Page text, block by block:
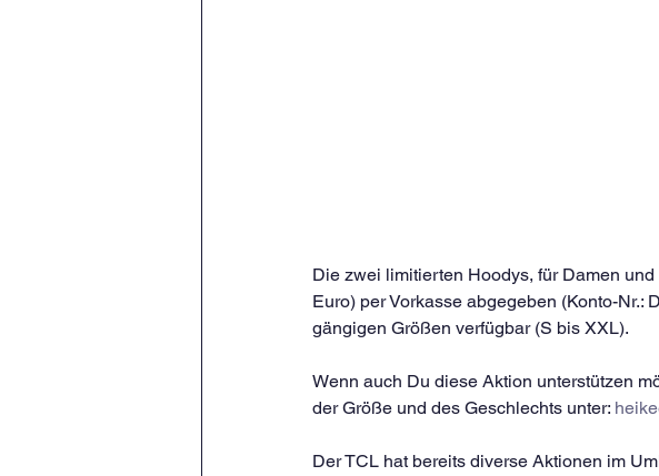
Die zwei limitierten Hoodys, für Damen
Euro) per Vorkasse abgegeben (Konto-
gängigen Größen verfügbar (S bis XXL).
Wenn auch Du diese Aktion unterstützen
der Größe und des Geschlechts unter:
Der TCL hat bereits diverse Aktionen im